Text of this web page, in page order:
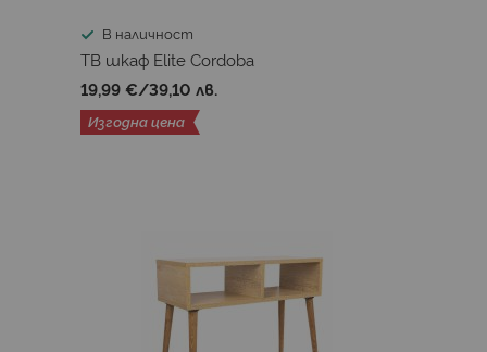
В наличност
ТВ шкаф Elite Cordoba
19,99 €/39,10 лв.
Изгодна цена